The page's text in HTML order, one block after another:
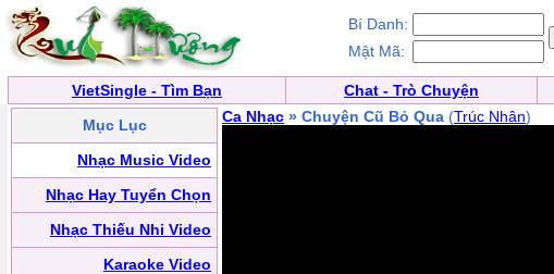
Bí Danh:
Mật Mã:
VietSingle - Tìm Bạn Chat - Trò Chuyện
Mục Lục
Nhạc Music Video
Nhạc Hay Tuyển Chọn
Nhạc Thiếu Nhi Video
Karaoke Video
Ca Nhạc » Chuyện Cũ Bỏ Qua (Trúc Nhân)